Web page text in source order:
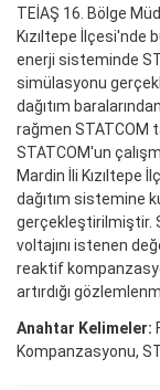
TEİAŞ 16. Bölge
Kızıltepe İlçesi'nde
enerji sisteminde
simülasyonu
dağıtım
rağmen STATCOM
STATCOM'un
Mardin İli Kızıltepe
dağıtım sistemine
gerçekleştirilmiştir.
voltajını istenen
reaktif
artırdığı
Anahtar Kelimeler:
Kompanzasyonu,